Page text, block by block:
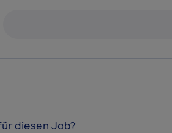
diesen Job?